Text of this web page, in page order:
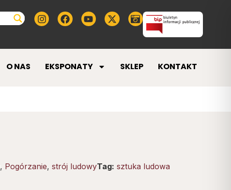
O NAS EKSPONATY SKLEP KONTAKT
, Pogórzanie, strój ludowyTag: sztuka ludowa